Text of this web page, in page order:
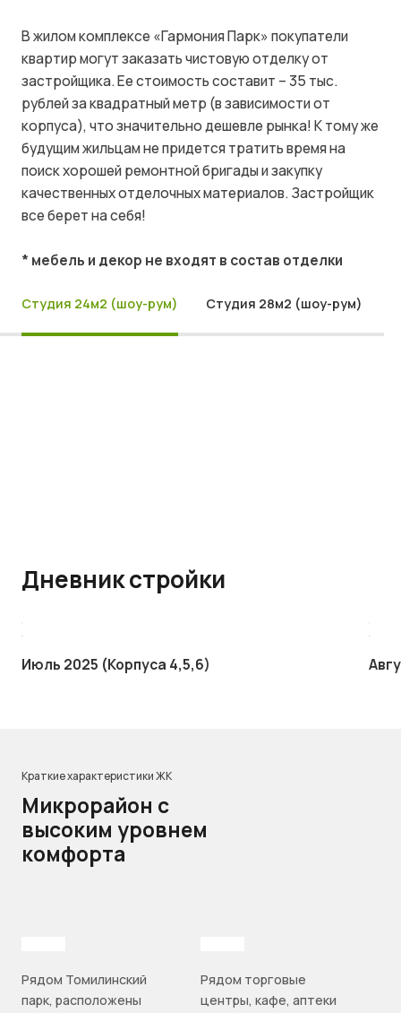
В жилом комплексе «Гармония Парк» покупатели
квартир могут заказать чистовую отделку от
застройщика. Ее стоимость составит – 35 тыс.
рублей за квадратный метр (в зависимости от
корпуса), что значительно дешевле рынка! К тому же
будущим жильцам не придется тратить время на
поиск хорошей ремонтной бригады и закупку
качественных отделочных материалов. Застройщик
все берет на себя!
* мебель и декор не входят в состав отделки
Студия 24м2 (шоу-рум) Студия 28м2 (шоу-рум)
Дневник стройки
Июль 2025 (Корпуса 4,5,6)
Краткие характеристики ЖК
Микрорайон с
высоким уровнем
комфорта
Рядом Томилинский
парк, расположены
Рядом торговые
центры, кафе, аптеки